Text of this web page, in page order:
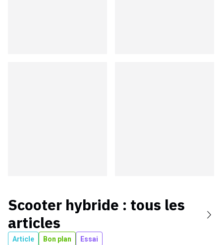
Scooter hybride : tous les
articles
Article Bon plan Essai